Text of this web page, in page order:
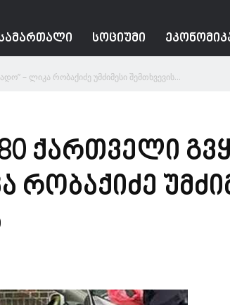
ᲡᲝᲪᲘᲣᲛᲘ
– ლიკა რობაქიძე უმძიმესი შემთხვევის...
ქართველი
რობაქიძე